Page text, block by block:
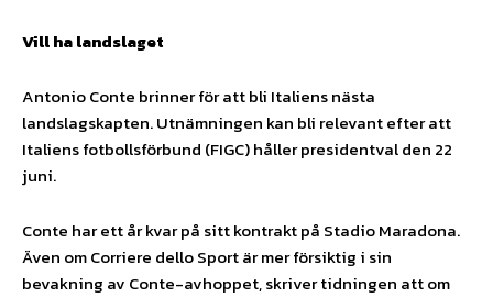
Vill ha landslaget
Antonio Conte brinner för att bli Italiens nästa
landslagskapten. Utnämningen kan bli relevant efter att
Italiens fotbollsförbund (FIGC) håller presidentval den 22
juni.
Conte har ett år kvar på sitt kontrakt på Stadio Maradona.
Även om Corriere dello Sport är mer försiktig i sin
bevakning av Conte-avhoppet, skriver tidningen att om